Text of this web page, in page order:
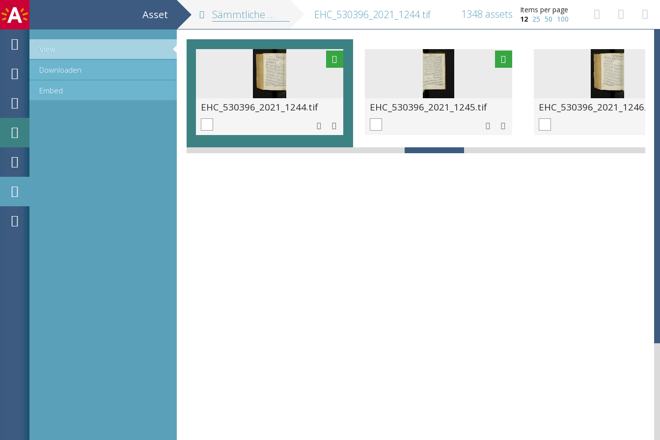
Asset
View
Downloaden
Embed
Sämmtliche Werke EHC_530396_2021_1244.tif
Items per page
12 25 50 100
1348 assets
EHC_530396_2021_1244.tif EHC_530396_2021_1245.tif EHC_530396_2021_1246.tif